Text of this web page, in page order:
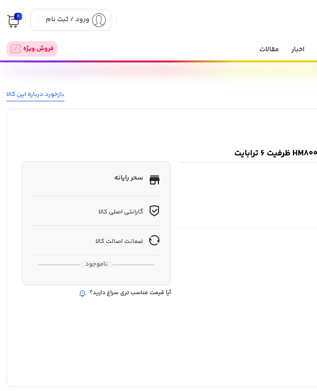
ورود / ثبت نام 0
اخبار مقالات فروش ویژه
بازخورد درباره این کالا
سحر رایانه
گارانتی اصلی کالا
ضمانت اصالت کالا
ناموجود
آیا قیمت مناسب تری سراغ دارید؟